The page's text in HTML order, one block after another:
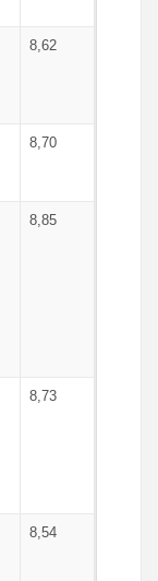
8,62
8,70
8,85
8,73
8,54